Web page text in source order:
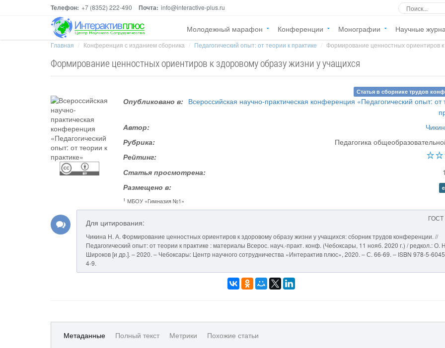
Телефон: +7 (8352) 222-490 Почта: info@interactive-plus.ru
Молодежный марафон Конференции Монографии Научные
Главная Конференция с изданием сборника Педагогический опыт: от теории к практике Формирование ценностных ориентиров к
Формирование ценностных ориентиров к здоровому образу жизни у учащихся
Статья в сборнике трудов
Опубликовано в: Всероссийская научно-практическая конференция «Педагогический опыт: от
Автор:
Рубрика:
Педагогика
Рейтинг:
Статья просмотрена:
Размещено в:
1 МБОУ «Гимназия №1»
ГОСТ
Для цитирования:
Чикина Н. А. Формирование ценностных ориентиров к здоровому образу жизни у учащихся: сборник трудов конференции. //
Педагогический опыт: от теории к практике : материалы Всерос. науч.-практ. конф. (Чебоксары, 11 нояб. 2020 г.) / редкол.: О.
Широков [и др.]. – 2020. – Чебоксары: Центр научного сотрудничества «Интерактив плюс», 2020. – С. 66-69. – ISBN 978-5-
4-9.
Метаданные Полный текст Метрики Похожие статьи